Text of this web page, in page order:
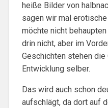
heiße Bilder von
sagen wir mal
möchte nicht
drin nicht, aber im
Geschichten stehen die
Entwicklung selber.
Das wird auch schon
aufschlägt, da dort auf